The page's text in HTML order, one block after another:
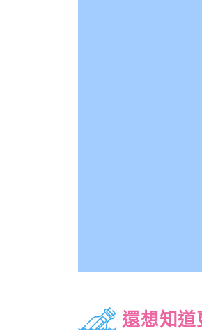
還想知道